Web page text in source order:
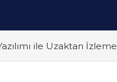
ile Uzaktan
ile Hırsızlıkları